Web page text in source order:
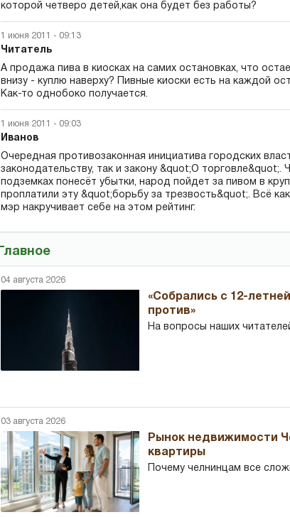
которой четверо детей,как она будет без работы?
1 июня 2011 - 09:13
Читатель
А продажа пива в киосках на самих остановках, что
внизу - куплю наверху? Пивные киоски есть на каждой
Как-то однобоко получается.
1 июня 2011 - 09:03
Иванов
Очередная противозаконная инициатива городских
законодательству, так и закону &quot;О
подземках понесёт убытки, народ пойдет за пивом в
проплатили эту &quot;борьбу за трезвость&quot;. Всё
мэр накручивает себе на этом рейтинг.
Главное
04 августа 2026
«Собрались с 12-
против»
На вопросы наших
03 августа 2026
Рынок недвижимости
квартиры
Почему челнинцам все